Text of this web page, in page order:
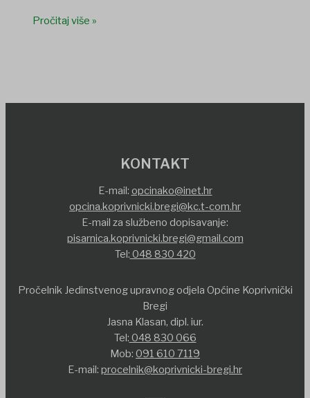
Pročitaj više »
KONTAKT
E-mail: opcinako@inet.hr
opcina.koprivnicki.bregi@kc.t-com.hr
E-mail za službeno dopisavanje:
pisarnica.koprivnicki.bregi@gmail.com
Tel: 048 830 420
Pročelnik Jedinstvenog upravnog odjela Općine Koprivnički
Bregi
Jasna Klasan, dipl. iur.
Tel: 048 830 066
Mob: 091 610 7119
E-mail: procelnik@koprivnicki-bregi.hr